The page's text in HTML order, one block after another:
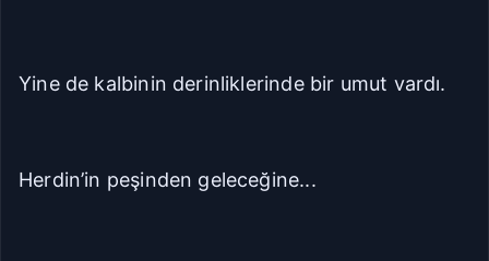
Yine de kalbinin derinliklerinde bir umut vardı.
Herdin’in peşinden geleceğine...